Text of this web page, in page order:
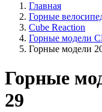
Главная
Горные
Cube Reaction
Горные модели
Горные модели
Горные
29